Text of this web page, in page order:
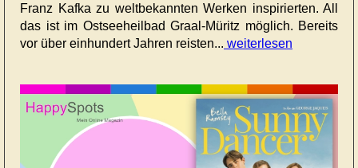
Franz Kafka zu weltbekannten Werken inspirierten. All
das ist im Ostseeheilbad Graal-Müritz möglich. Bereits
vor über einhundert Jahren reisten... weiterlesen